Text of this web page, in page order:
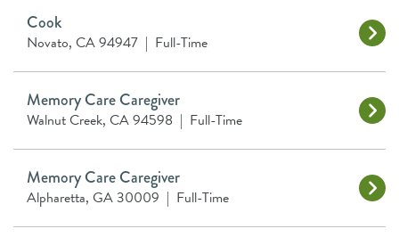
Cook
Novato, CA 94947 | Full-Time
Memory Care Caregiver
Walnut Creek, CA 94598 | Full-Time
Memory Care Caregiver
Alpharetta, GA 30009 | Full-Time